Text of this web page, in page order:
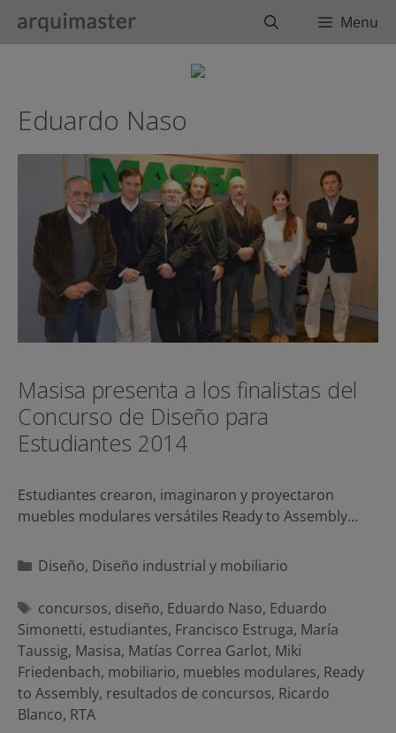
BuscarMenu
Eduardo Naso
Masisa presenta a los finalistas del
Concurso de Diseño para
Estudiantes 2014
Estudiantes crearon, imaginaron y proyectaron
muebles modulares versátiles Ready to Assembly…
Categorías
Diseño, Diseño industrial y mobiliario
Etiquetas
concursos, diseño, Eduardo Naso, Eduardo
Simonetti, estudiantes, Francisco Estruga, María
Taussig, Masisa, Matías Correa Garlot, Miki
Friedenbach, mobiliario, muebles modulares, Ready
to Assembly, resultados de concursos, Ricardo
Blanco, RTA